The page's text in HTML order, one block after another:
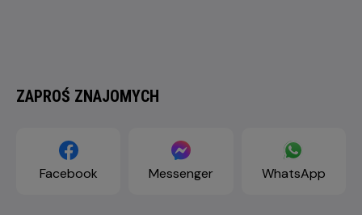
ZAPROŚ ZNAJOMYCH
Facebook Messenger WhatsApp